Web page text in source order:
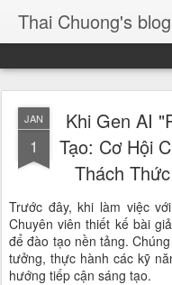
Thai Chuong's blog
JAN
1
Khi Gen AI
Tạo: Cơ Hội
Thách
Trước đây, khi làm việc
Chuyên viên thiết kế bài
để đào tạo nền tảng.
tưởng, thực hành các kỹ
hướng tiếp cận sáng tạo.